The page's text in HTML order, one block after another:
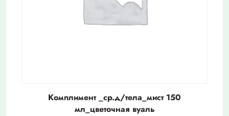
Комплимент _ср.д/тела_мист 150
мл_цветочная вуаль